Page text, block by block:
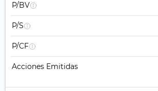
P/BV
P/S
P/CF
Acciones Emitidas